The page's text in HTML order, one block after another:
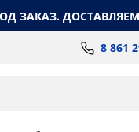
ЗАКАЗ.
8 861